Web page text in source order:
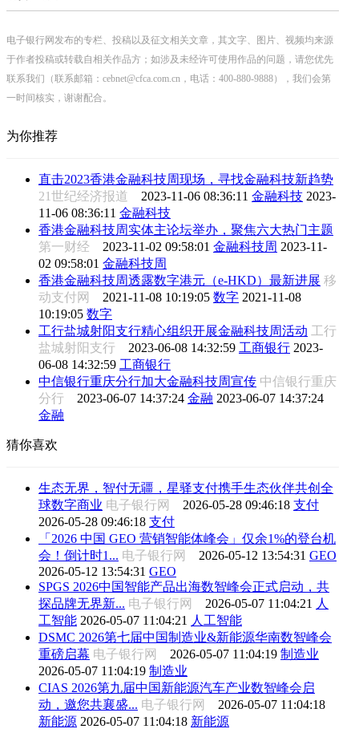
电子银行网发布的专栏、投稿以及征文相关文章，其文字、图片、视频均来源
于作者投稿或转载自相关作品方；如涉及未经许可使用作品的问题，请您优先
联系我们（联系邮箱：cebnet@cfca.com.cn，电话：400-880-9888），我们会第
一时间核实，谢谢配合。
为你推荐
直击2023香港金融科技周现场，寻找金融科技新趋势
21世纪经济报道 2023-11-06 08:36:11 金融科技 2023-
11-06 08:36:11 金融科技
香港金融科技周实体主论坛举办，聚焦六大热门主题
第一财经 2023-11-02 09:58:01 金融科技周 2023-11-
02 09:58:01 金融科技周
香港金融科技周透露数字港元（e-HKD）最新进展 移
动支付网 2021-11-08 10:19:05 数字 2021-11-08
10:19:05 数字
工行盐城射阳支行精心组织开展金融科技周活动 工行
盐城射阳支行 2023-06-08 14:32:59 工商银行 2023-
06-08 14:32:59 工商银行
中信银行重庆分行加大金融科技周宣传 中信银行重庆
分行 2023-06-07 14:37:24 金融 2023-06-07 14:37:24
金融
猜你喜欢
生态无界，智付无疆，星驿支付携手生态伙伴共创全
球数字商业 电子银行网 2026-05-28 09:46:18 支付
2026-05-28 09:46:18 支付
「2026 中国 GEO 营销智能体峰会」仅余1%的登台机
会！倒计时1... 电子银行网 2026-05-12 13:54:31 GEO
2026-05-12 13:54:31 GEO
SPGS 2026中国智能产品出海数智峰会正式启动，共
探品牌无界新... 电子银行网 2026-05-07 11:04:21 人
工智能 2026-05-07 11:04:21 人工智能
DSMC 2026第七届中国制造业&新能源华南数智峰会
重磅启幕 电子银行网 2026-05-07 11:04:19 制造业
2026-05-07 11:04:19 制造业
CIAS 2026第九届中国新能源汽车产业数智峰会启
动，邀您共襄盛... 电子银行网 2026-05-07 11:04:18
新能源 2026-05-07 11:04:18 新能源